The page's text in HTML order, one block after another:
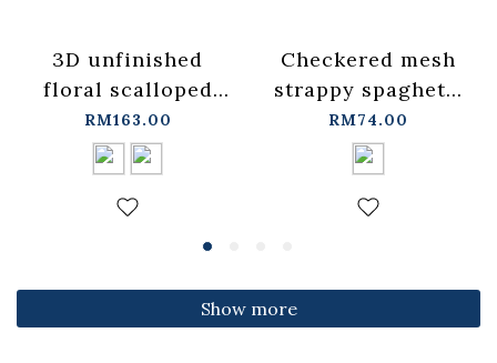
3D unfinished
floral scalloped
jeans, available in
two colors, sizes
S/M/L.
【04011891】in
stock+pre-order
RM163.00
Checkered mesh
strappy spaghetti
strap cover-up
vest -
blue【01099697】
in stock+pre-order
RM74.00
Show more